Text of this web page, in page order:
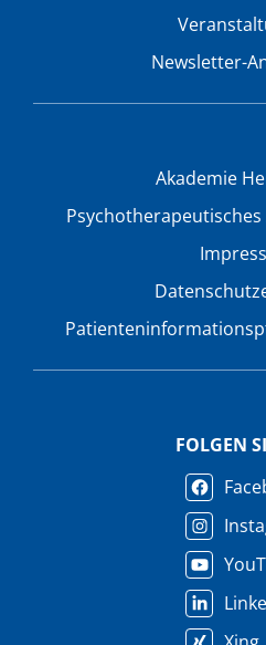
Newsletter-
Akademie
FOLGEN